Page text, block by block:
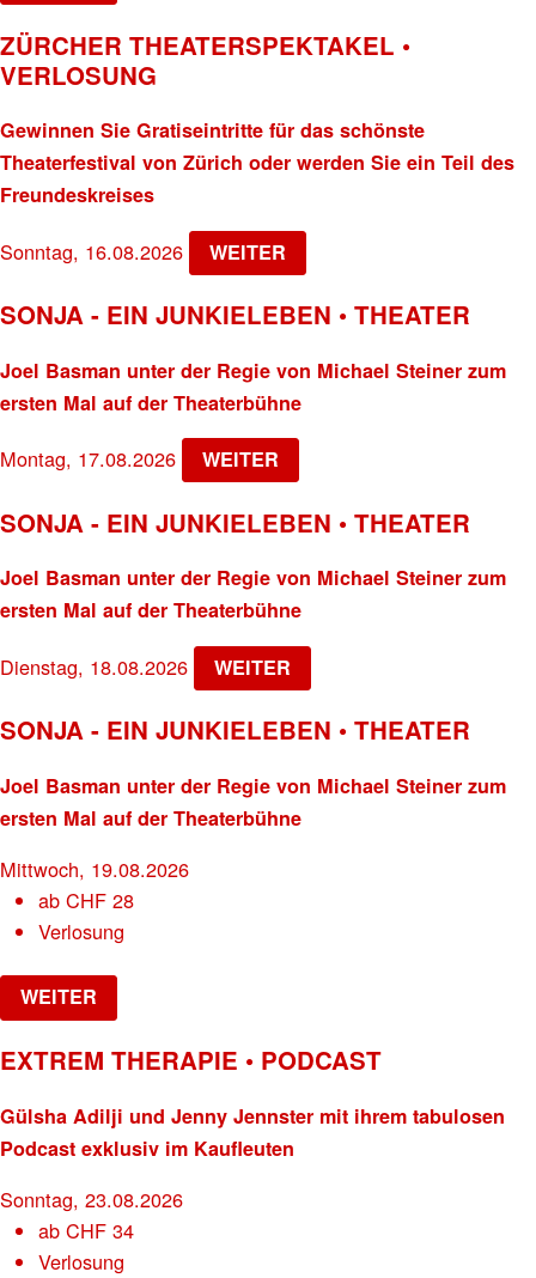
ZÜRCHER THEATERSPEKTAKEL •
VERLOSUNG
Gewinnen Sie Gratiseintritte für das schönste
Theaterfestival von Zürich oder werden Sie ein Teil des
Freundeskreises
Sonntag, 16.08.2026 WEITER
SONJA - EIN JUNKIELEBEN • THEATER
Joel Basman unter der Regie von Michael Steiner zum
ersten Mal auf der Theaterbühne
Montag, 17.08.2026 WEITER
SONJA - EIN JUNKIELEBEN • THEATER
Joel Basman unter der Regie von Michael Steiner zum
ersten Mal auf der Theaterbühne
Dienstag, 18.08.2026 WEITER
SONJA - EIN JUNKIELEBEN • THEATER
Joel Basman unter der Regie von Michael Steiner zum
ersten Mal auf der Theaterbühne
Mittwoch, 19.08.2026
abCHF 28
Verlosung
WEITER
EXTREM THERAPIE • PODCAST
Gülsha Adilji und Jenny Jennster mit ihrem tabulosen
Podcast exklusiv im Kaufleuten
Sonntag, 23.08.2026
abCHF 34
Verlosung